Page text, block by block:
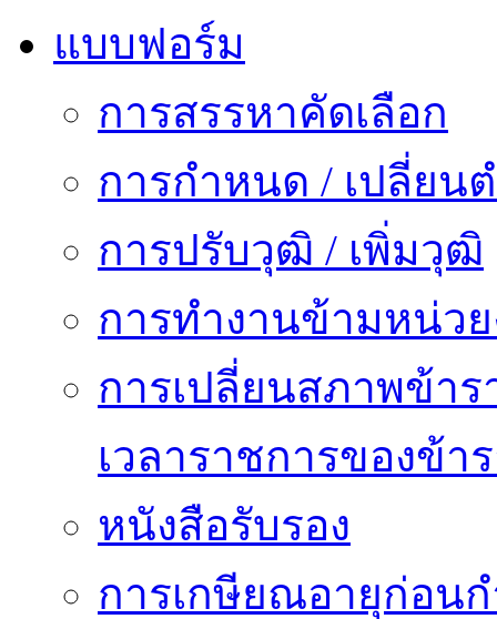
แบบฟอร์ม
การสรรหาคัดเลือก
การกำหนด / เปลี่ยน
การปรับวุฒิ / เพิ่มวุฒิ
การทำงานข้ามหน่ว
การเปลี่ยนสภาพข้า
เวลาราชการของข้า
หนังสือรับรอง
การเกษียณอายุก่อน